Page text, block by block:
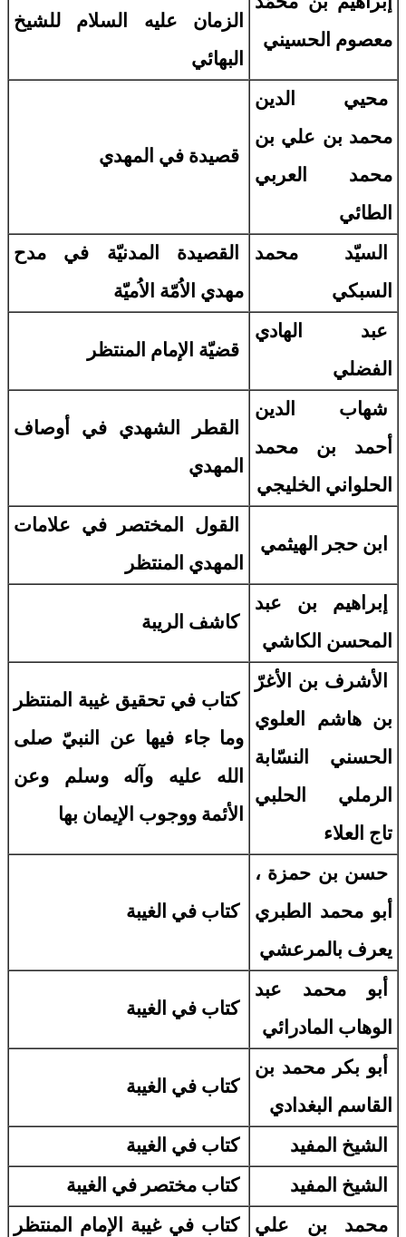
معصوم الحسيني
الزمان عليه السلام للشيخ
البهائي
محيي الدين
محمد بن علي بن
محمد العربي
الطائي
قصيدة في المهدي
السيّد محمد
السبكي
القصيدة المدنيّة في مدح
مهدي الاُمّة الاُميّة
عبد الهادي
الفضلي
قضيّة الإمام المنتظر
شهاب الدين
أحمد بن محمد
الحلواني الخليجي
القطر الشهدي في أوصاف
المهدي
ابن حجر الهيثمي
القول المختصر في علامات
المهدي المنتظر
إبراهيم بن عبد
المحسن الكاشي
كاشف الريبة
الأشرف بن الأغرّ
بن هاشم العلوي
الحسني النسّابة
الرملي الحلبي
تاج العلاء
كتاب في تحقيق غيبة المنتظر
وما جاء فيها عن النبيّ صلى
الله عليه وآله وسلم وعن
الأئمة ووجوب الإيمان بها
حسن بن حمزة ،
أبو محمد الطبري
يعرف بالمرعشي
كتاب في الغيبة
أبو محمد عبد
الوهاب المادرائي
كتاب في الغيبة
أبو بكر محمد بن
القاسم البغدادي
كتاب في الغيبة
الشيخ المفيد
كتاب في الغيبة
الشيخ المفيد
كتاب مختصر في الغيبة
محمد بن علي
كتاب في غيبة الإمام المنتظر